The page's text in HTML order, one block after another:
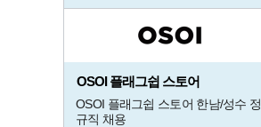
OSOI 플래그쉽 스토어
OSOI 플래그쉽 스토어 한남/성수 정
규직 채용